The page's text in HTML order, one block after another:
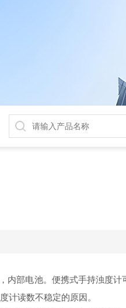
部电池。便携式手持浊度计
计读数不稳定的原因。